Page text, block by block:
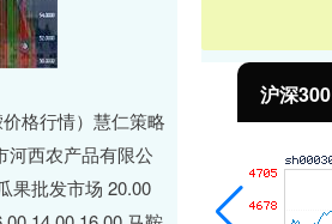
格行情）慧仁策略
河西农产品有限公
果批发市场 20.00
沪深300